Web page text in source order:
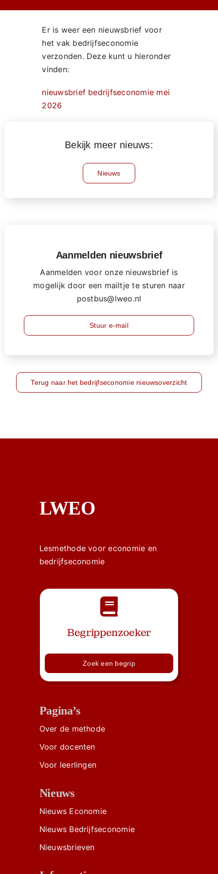
Er is weer een nieuwsbrief voor
het vak bedrijfseconomie
verzonden. Deze kunt u hieronder
vinden:
nieuwsbrief bedrijfseconomie mei
2026
Bekijk meer nieuws:
Nieuws
Aanmelden nieuwsbrief
Aanmelden voor onze nieuwsbrief is
mogelijk door een mailtje te sturen naar
postbus@lweo.nl
Stuur e-mail
Terug naar het bedrijfseconomie nieuwsoverzicht
LWEO
Lesmethode voor economie en
bedrijfseconomie
Begrippenzoeker
Zoek een begrip
Pagina’s
Over de methode
Voor docenten
Voor leerlingen
Nieuws
Nieuws Economie
Nieuws Bedrijfseconomie
Nieuwsbrieven